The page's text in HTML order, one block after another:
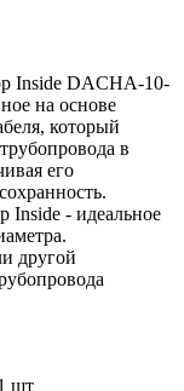
Inside DACHA-10-
на основе
который
в
его
Inside - идеальное
другой
шт